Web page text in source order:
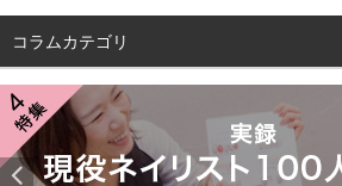
コラムカテゴリ